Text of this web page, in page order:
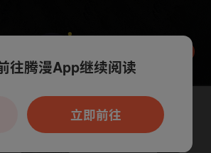
支持App阅读，可打开App新用
户7天免费看
往腾漫App继续阅读
立即前往